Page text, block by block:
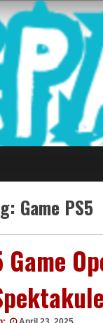
Game PS5
Game